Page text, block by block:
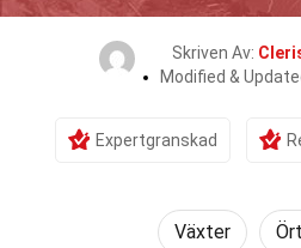
Skriven Av:
Modified &
Expertgranskad
Växter